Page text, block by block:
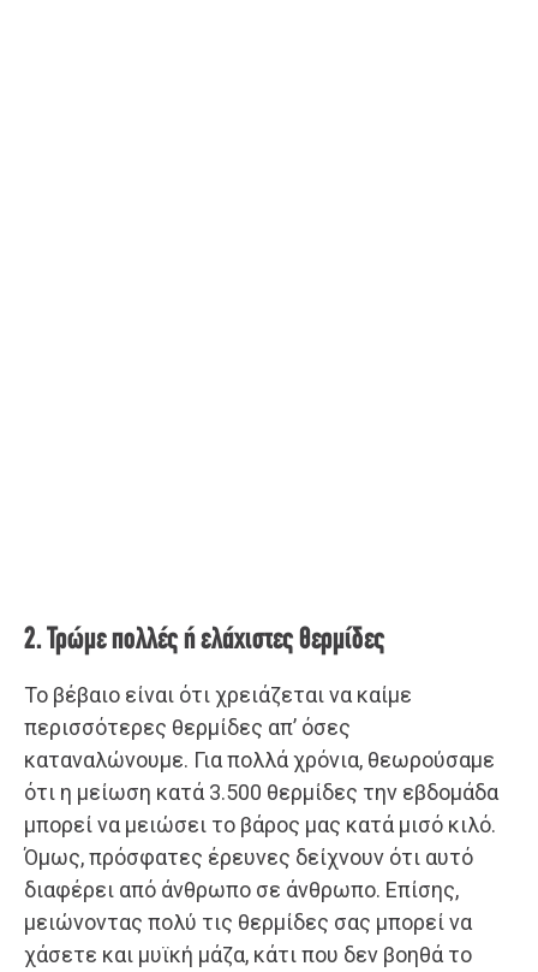
2. Τρώμε πολλές ή ελάχιστες θερμίδες
Το βέβαιο είναι ότι χρειάζεται να καίμε
περισσότερες θερμίδες απ’ όσες
καταναλώνουμε. Για πολλά χρόνια, θεωρούσαμε
ότι η μείωση κατά 3.500 θερμίδες την εβδομάδα
μπορεί να μειώσει το βάρος μας κατά μισό κιλό.
Όμως, πρόσφατες έρευνες δείχνουν ότι αυτό
διαφέρει από άνθρωπο σε άνθρωπο. Επίσης,
μειώνοντας πολύ τις θερμίδες σας μπορεί να
χάσετε και μυϊκή μάζα, κάτι που δεν βοηθά το